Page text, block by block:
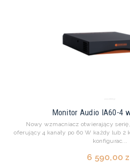
Monitor Audio IA60-4
Nowy wzmacniacz otwierający
oferujący 4 kanały po 60 W każdy lub 2
konfigurac...
6 590,00